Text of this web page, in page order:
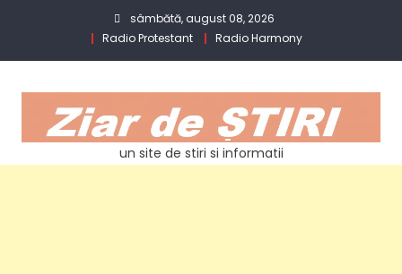
sâmbătă, august 08, 2026
Radio Protestant
Radio Harmony
un site de stiri si informatii